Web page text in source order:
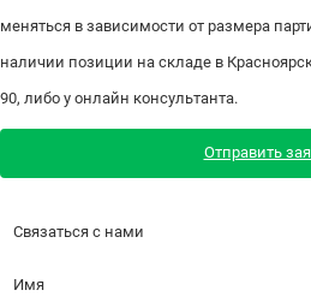
меняться в зависимости от размера
наличии позиции на складе в
90, либо у онлайн консультанта.
Отправить
Связаться с нами
Имя